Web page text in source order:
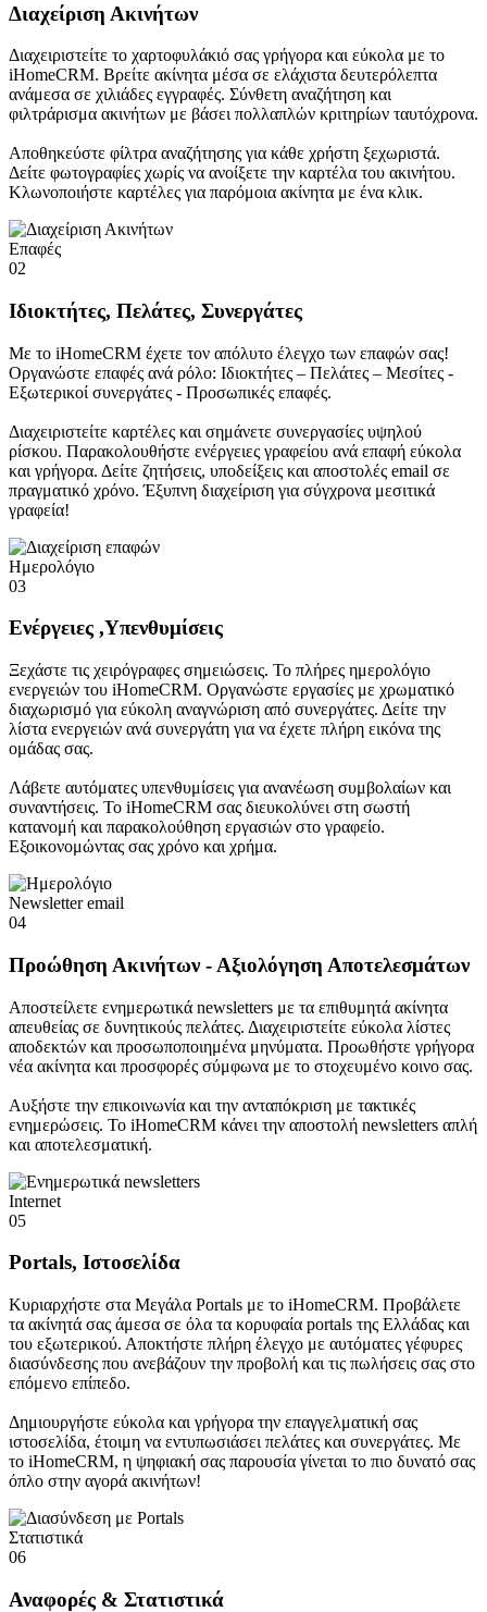
Διαχείριση Ακινήτων
Διαχειριστείτε το χαρτοφυλάκιό σας γρήγορα και εύκολα με το
iHomeCRM. Βρείτε ακίνητα μέσα σε ελάχιστα δευτερόλεπτα
ανάμεσα σε χιλιάδες εγγραφές. Σύνθετη αναζήτηση και
φιλτράρισμα ακινήτων με βάσει πολλαπλών κριτηρίων ταυτόχρονα.
Αποθηκεύστε φίλτρα αναζήτησης για κάθε χρήστη ξεχωριστά.
Δείτε φωτογραφίες χωρίς να ανοίξετε την καρτέλα του ακινήτου.
Κλωνοποιήστε καρτέλες για παρόμοια ακίνητα με ένα κλικ.
Επαφές
02
Ιδιοκτήτες, Πελάτες, Συνεργάτες
Με το iHomeCRM έχετε τον απόλυτο έλεγχο των επαφών σας!
Οργανώστε επαφές ανά ρόλο: Ιδιοκτήτες – Πελάτες – Μεσίτες -
Εξωτερικοί συνεργάτες - Προσωπικές επαφές.
Διαχειριστείτε καρτέλες και σημάνετε συνεργασίες υψηλού
ρίσκου. Παρακολουθήστε ενέργειες γραφείου ανά επαφή εύκολα
και γρήγορα. Δείτε ζητήσεις, υποδείξεις και αποστολές email σε
πραγματικό χρόνο. Έξυπνη διαχείριση για σύγχρονα μεσιτικά
γραφεία!
Ημερολόγιο
03
Ενέργειες ,Υπενθυμίσεις
Ξεχάστε τις χειρόγραφες σημειώσεις. Το πλήρες ημερολόγιο
ενεργειών του iHomeCRM. Οργανώστε εργασίες με χρωματικό
διαχωρισμό για εύκολη αναγνώριση από συνεργάτες. Δείτε την
λίστα ενεργειών ανά συνεργάτη για να έχετε πλήρη εικόνα της
ομάδας σας.
Λάβετε αυτόματες υπενθυμίσεις για ανανέωση συμβολαίων και
συναντήσεις. Το iHomeCRM σας διευκολύνει στη σωστή
κατανομή και παρακολούθηση εργασιών στο γραφείο.
Εξοικονομώντας σας χρόνο και χρήμα.
Newsletter email
04
Προώθηση Ακινήτων - Αξιολόγηση Αποτελεσμάτων
Αποστείλετε ενημερωτικά newsletters με τα επιθυμητά ακίνητα
απευθείας σε δυνητικούς πελάτες. Διαχειριστείτε εύκολα λίστες
αποδεκτών και προσωποποιημένα μηνύματα. Προωθήστε γρήγορα
νέα ακίνητα και προσφορές σύμφωνα με το στοχευμένο κοινο σας.
Αυξήστε την επικοινωνία και την ανταπόκριση με τακτικές
ενημερώσεις. Το iHomeCRM κάνει την αποστολή newsletters απλή
και αποτελεσματική.
Internet
05
Portals, Ιστοσελίδα
Κυριαρχήστε στα Μεγάλα Portals με το iHomeCRM. Προβάλετε
τα ακίνητά σας άμεσα σε όλα τα κορυφαία portals της Ελλάδας και
του εξωτερικού. Αποκτήστε πλήρη έλεγχο με αυτόματες γέφυρες
διασύνδεσης που ανεβάζουν την προβολή και τις πωλήσεις σας στο
επόμενο επίπεδο.
Δημιουργήστε εύκολα και γρήγορα την επαγγελματική σας
ιστοσελίδα, έτοιμη να εντυπωσιάσει πελάτες και συνεργάτες. Με
το iHomeCRM, η ψηφιακή σας παρουσία γίνεται το πιο δυνατό σας
όπλο στην αγορά ακινήτων!
Στατιστικά
06
Αναφορές & Στατιστικά